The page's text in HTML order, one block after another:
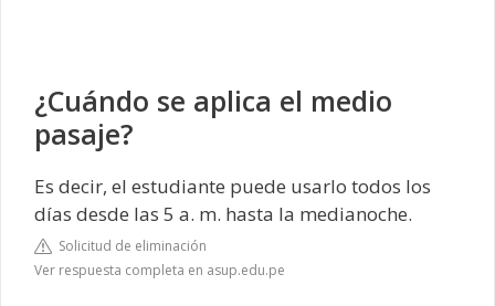
¿Cuándo se aplica el medio
pasaje?
Es decir, el estudiante puede usarlo todos los
días desde las 5 a. m. hasta la medianoche.
Solicitud de eliminación
Ver respuesta completa en asup.edu.pe